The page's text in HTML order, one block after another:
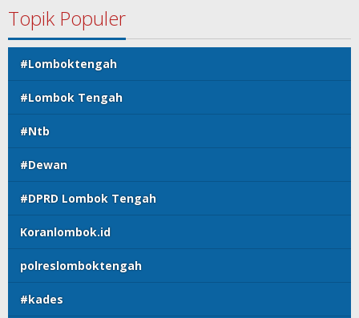
Topik Populer
#Lomboktengah
#Lombok Tengah
#Ntb
#Dewan
#DPRD Lombok Tengah
Koranlombok.id
polreslomboktengah
#kades